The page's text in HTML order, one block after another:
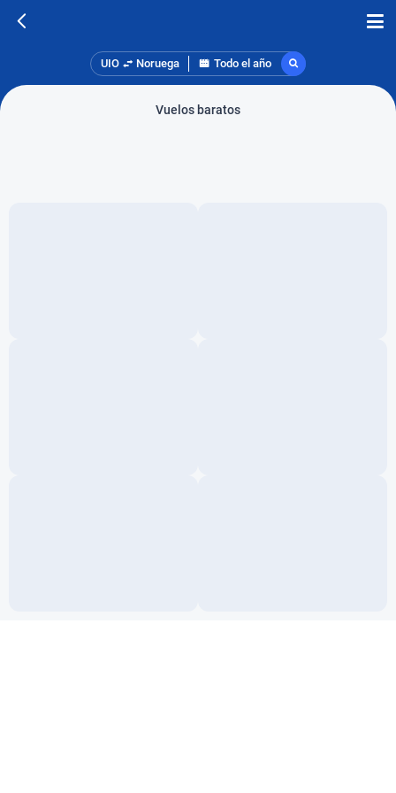
UIO Noruega Todo el año
Vuelos baratos